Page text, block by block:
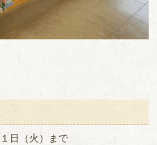
日（火）まで